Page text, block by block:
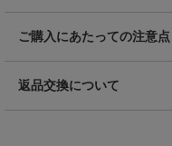
ご購入にあたっての注意点
返品交換について